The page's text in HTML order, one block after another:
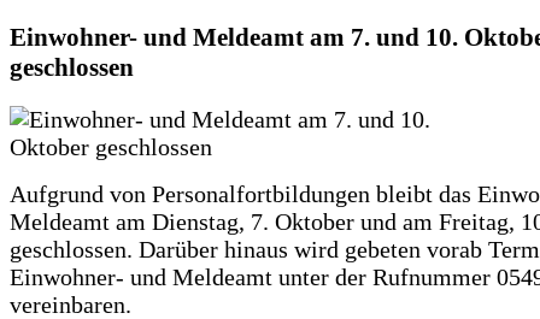
Einwohner- und Meldeamt am 7. und 10.
geschlossen
Aufgrund von Personalfortbildungen bleibt das
Meldeamt am Dienstag, 7. Oktober und am Freitag,
geschlossen. Darüber hinaus wird gebeten vorab
Einwohner- und Meldeamt unter der Rufnummer
vereinbaren.